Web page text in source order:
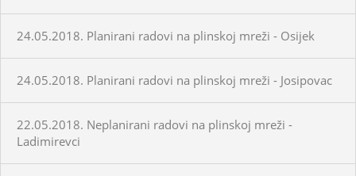
24.05.2018. Planirani radovi na plinskoj mreži - Osijek
24.05.2018. Planirani radovi na plinskoj mreži - Josipovac
22.05.2018. Neplanirani radovi na plinskoj mreži -
Ladimirevci